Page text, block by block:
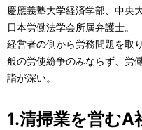
慶應義塾大学経済学部、中央
日本労働法学会所属弁護士。
経営者の側から労務問題を取
般の労使紛争のみならず、労
詣が深い。
1.清掃業を営むA